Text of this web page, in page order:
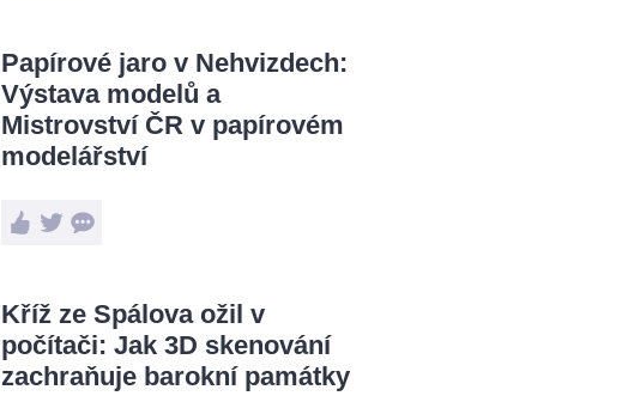
Papírové jaro v Nehvizdech:
Výstava modelů a
Mistrovství ČR v papírovém
modelářství
Kříž ze Spálova ožil v
počítači: Jak 3D skenování
zachraňuje barokní památky